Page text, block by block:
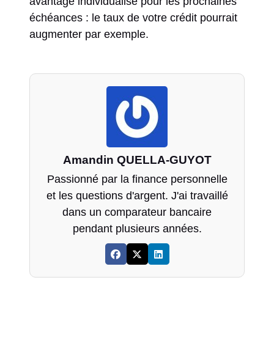
échéances : le taux de votre crédit pourrait
augmenter par exemple.
Amandin QUELLA-GUYOT
Passionné par la finance personnelle
et les questions d'argent. J'ai travaillé
dans un comparateur bancaire
pendant plusieurs années.